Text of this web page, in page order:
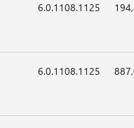
6.0.1108.1125
6.0.1108.1125